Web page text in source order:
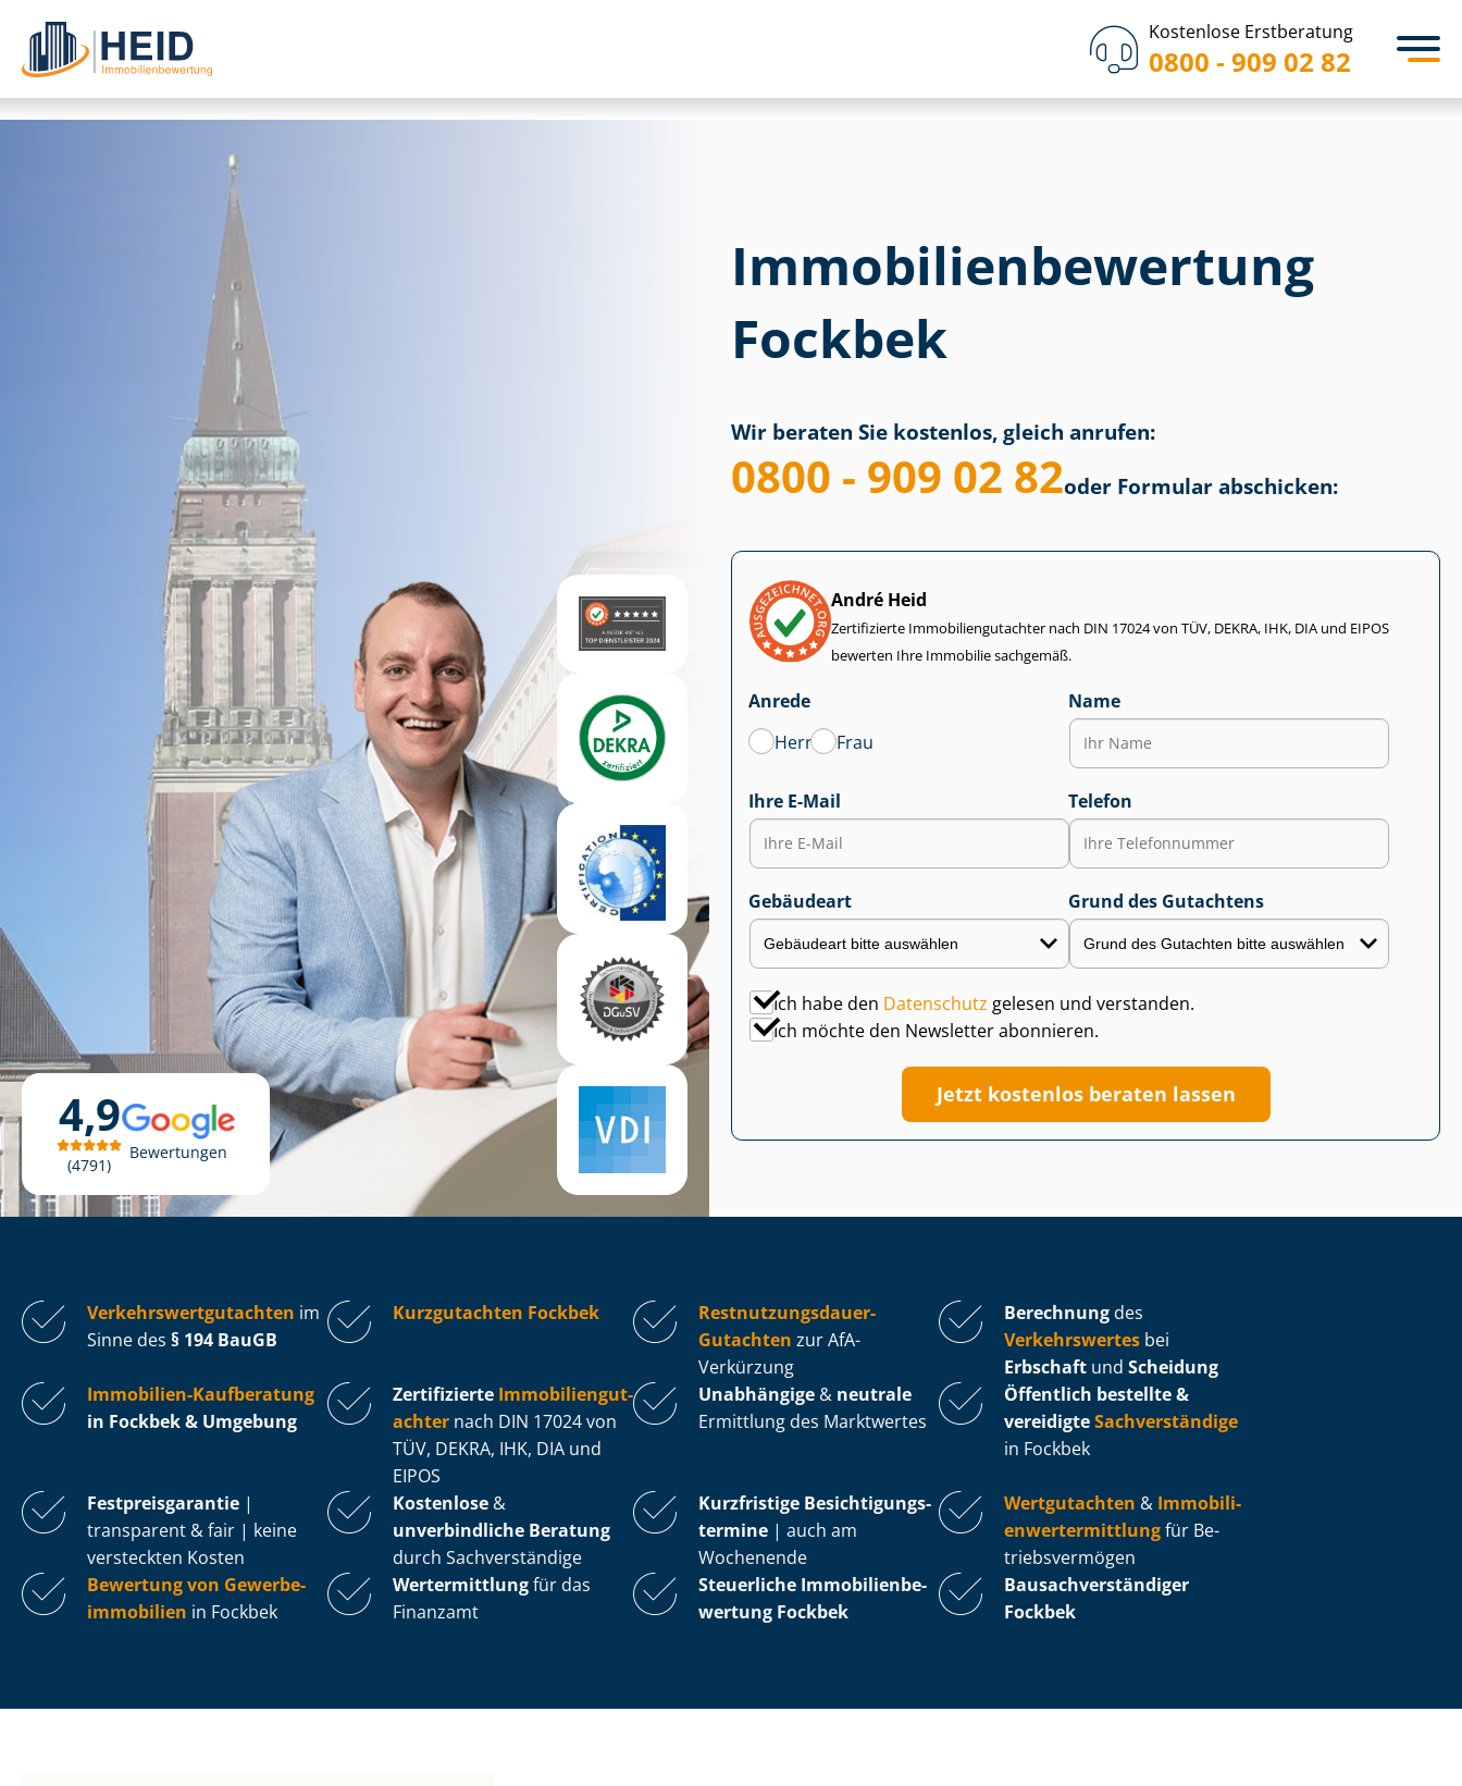
Kostenlose Erstberatung
0800 - 909 02 82
4,9
4791
Bewertungen
Immobilien­bewertung
Fockbek
Wir beraten Sie kostenlos, gleich anrufen:
0800 - 909 02 82oder Formular abschicken:
André Heid
Zertifizierte Im­mo­bi­li­en­gut­ach­ter nach DIN 17024 von TÜV, DEKRA, IHK, DIA und EIPOS
bewerten Ihre Immobilie sachgemäß.
Anrede
Herr
Frau
Name
Ihre E-Mail Telefon
Gebäudeart Grund des Gutachtens
Ich habe den Datenschutz gelesen und verstanden.
Ich möchte den Newsletter abonnieren.
Jetzt kostenlos beraten lassen
Ver­kehrs­wert­gut­ach­ten im
Sinne des § 194 BauGB
Kurzgutachten Fockbek
Rest­nut­zungs­dau­er-
Gutachten zur AfA-
Verkürzung
Berechnung des
Verkehrswertes bei
Erbschaft und Scheidung
Immobilien-Kaufberatung
in Fockbek & Umgebung
Zertifizierte Im­mo­bi­li­en­gut­
ach­ter nach DIN 17024 von
TÜV, DEKRA, IHK, DIA und
EIPOS
Unabhängige & neutrale
Ermittlung des Marktwertes
Öffentlich bestellte &
vereidigteSachverständige
in Fockbek
Fest­preis­ga­ran­tie |
transparent & fair | keine
versteckten Kosten
Kostenlose &
unverbindliche Beratung
durch Sachverständige
Kurzfristige Be­sich­ti­gungs­
ter­mi­ne | auch am
Wochenende
Wertgutachten & Im­mo­bi­li­
en­wert­ermitt­lungfür Be­
triebs­ver­mö­gen
Bewertung von Ge­wer­be­
im­mo­bi­li­en in Fockbek
Wertermittlungfür das
Finanzamt
Steuerliche Im­mo­bi­li­en­be­
wer­tung Fockbek
Bau­sach­ver­stän­di­ger
Fockbek